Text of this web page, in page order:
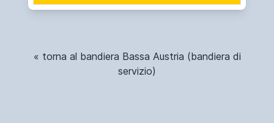
« torna al bandiera Bassa Austria (bandiera di
servizio)